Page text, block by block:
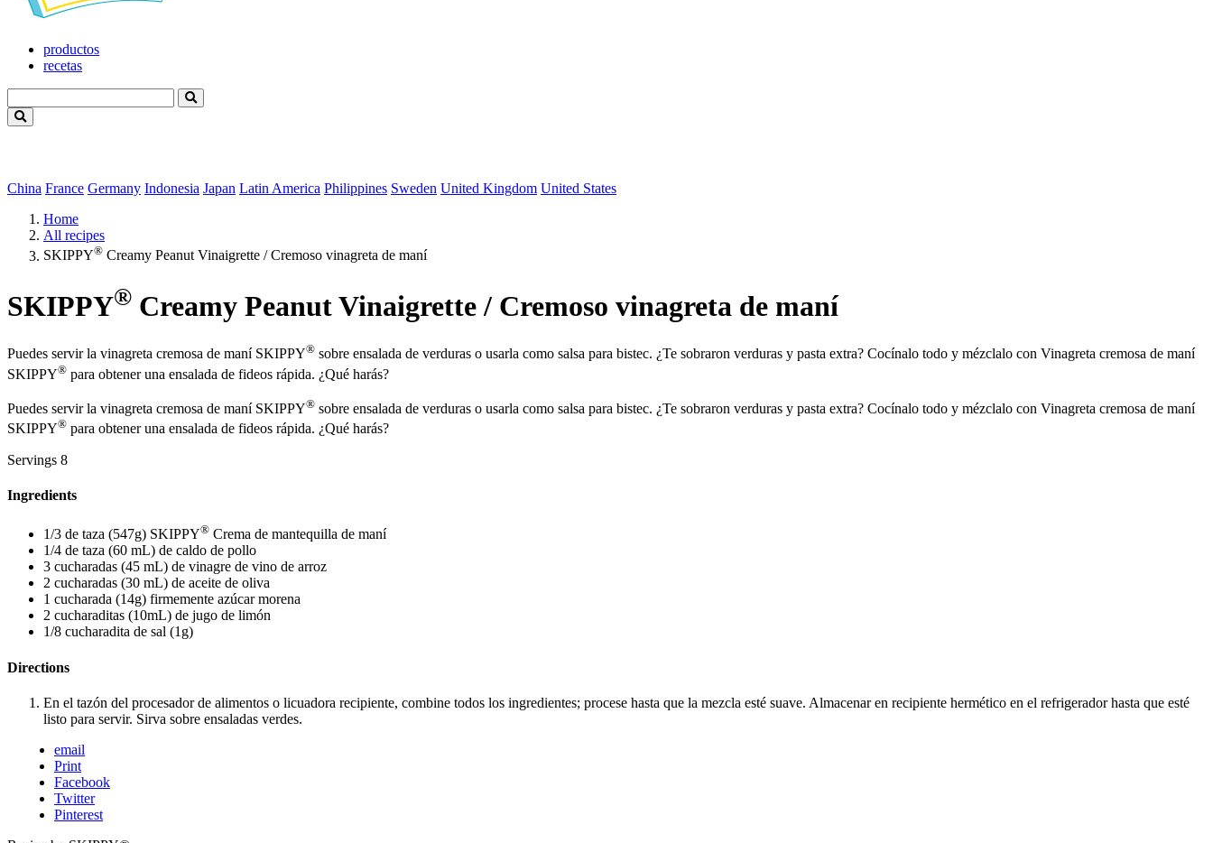
productos
recetas
China France Germany Indonesia Japan Latin America Philippines Sweden United Kingdom United States
Home
All recipes
SKIPPY® Creamy Peanut Vinaigrette / Cremoso vinagreta de maní
SKIPPY® Creamy Peanut Vinaigrette / Cremoso vinagreta de maní
Puedes servir la vinagreta cremosa de maní SKIPPY® sobre ensalada de verduras o usarla como salsa para bistec. ¿Te sobraron verduras y pasta extra? Cocínalo todo y mézclalo con Vinagreta cremosa de maní
SKIPPY® para obtener una ensalada de fideos rápida. ¿Qué harás?
Puedes servir la vinagreta cremosa de maní SKIPPY® sobre ensalada de verduras o usarla como salsa para bistec. ¿Te sobraron verduras y pasta extra? Cocínalo todo y mézclalo con Vinagreta cremosa de maní
SKIPPY® para obtener una ensalada de fideos rápida. ¿Qué harás?
Servings 8
Ingredients
1/3 de taza (547g) SKIPPY® Crema de mantequilla de maní
1/4 de taza (60 mL) de caldo de pollo
3 cucharadas (45 mL) de vinagre de vino de arroz
2 cucharadas (30 mL) de aceite de oliva
1 cucharada (14g) firmemente azúcar morena
2 cucharaditas (10mL) de jugo de limón
1/8 cucharadita de sal (1g)
Directions
En el tazón del procesador de alimentos o licuadora recipiente, combine todos los ingredientes; procese hasta que la mezcla esté suave. Almacenar en recipiente hermético en el refrigerador hasta que esté
listo para servir. Sirva sobre ensaladas verdes.
email
Print
Facebook
Twitter
Pinterest